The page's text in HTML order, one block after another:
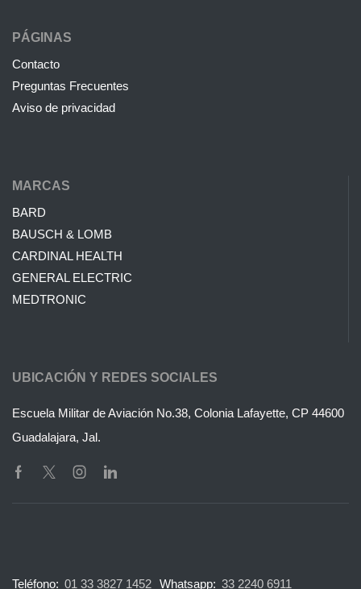
PÁGINAS
Contacto
Preguntas Frecuentes
Aviso de privacidad
MARCAS
BARD
BAUSCH & LOMB
CARDINAL HEALTH
GENERAL ELECTRIC
MEDTRONIC
UBICACIÓN Y REDES SOCIALES
Escuela Militar de Aviación No.38, Colonia Lafayette, CP 44600
Guadalajara, Jal.
Teléfono: 01 33 3827 1452 Whatsapp: 33 2240 6911